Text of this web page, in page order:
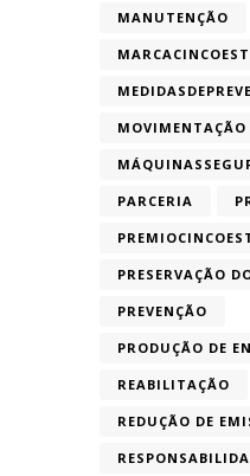
MANUTENÇÃO
MOVIMENTAÇÃO
PARCERIA
PRESERVAÇÃO
PREVENÇÃO
PRODUÇÃO DE
REABILITAÇÃO
REDUÇÃO DE